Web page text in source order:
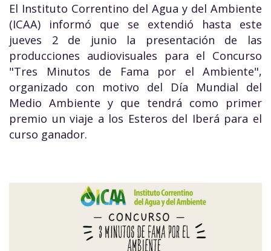
El Instituto Correntino del Agua y del Ambiente
(ICAA) informó que se extendió hasta este
jueves 2 de junio la presentación de las
producciones audiovisuales para el Concurso
"Tres Minutos de Fama por el Ambiente",
organizado con motivo del Día Mundial del
Medio Ambiente y que tendrá como primer
premio un viaje a los Esteros del Iberá para el
curso ganador.